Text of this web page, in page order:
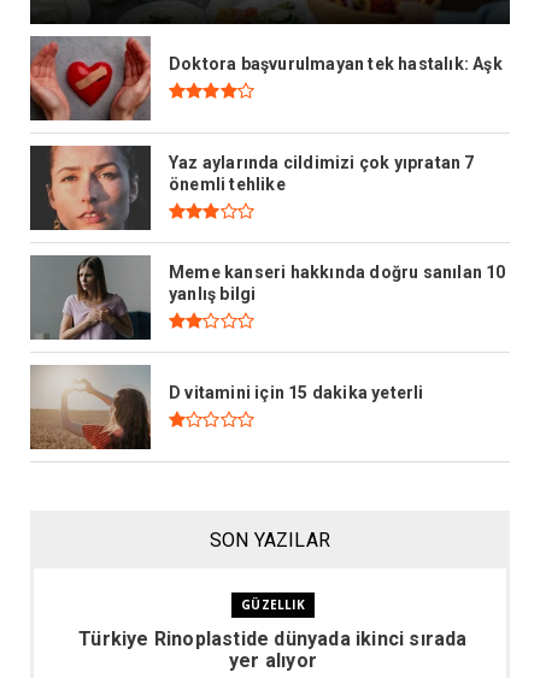
Doktora başvurulmayan tek hastalık: Aşk
Yaz aylarında cildimizi çok yıpratan 7
önemli tehlike
Meme kanseri hakkında doğru sanılan 10
yanlış bilgi
D vitamini için 15 dakika yeterli
SON YAZILAR
GÜZELLIK
Türkiye Rinoplastide dünyada ikinci sırada
yer alıyor